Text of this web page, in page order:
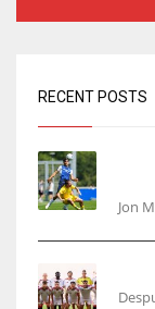
RECENT POSTS
Jon